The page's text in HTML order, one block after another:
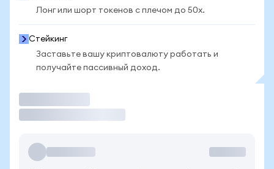
Лонг или шорт токенов с плечом до 50x.
Стейкинг
Заставьте вашу криптовалюту работать и
получайте пассивный доход.